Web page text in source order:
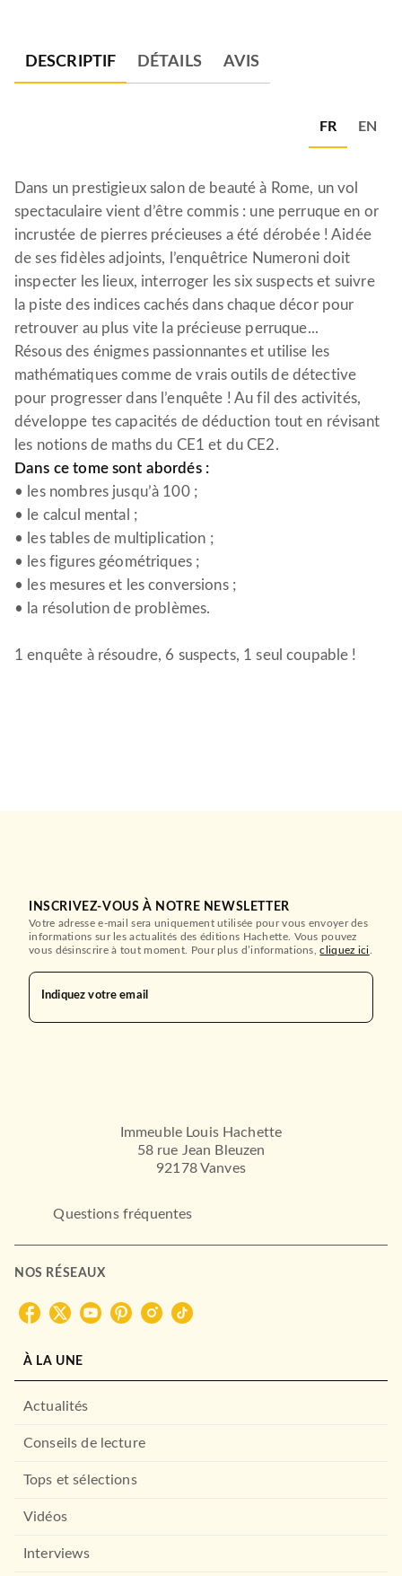
DESCRIPTIF DÉTAILS AVIS
FR EN
Dans un prestigieux salon de beauté à Rome, un vol
spectaculaire vient d’être commis : une perruque en or
incrustée de pierres précieuses a été dérobée ! Aidée
de ses fidèles adjoints, l’enquêtrice Numeroni doit
inspecter les lieux, interroger les six suspects et suivre
la piste des indices cachés dans chaque décor pour
retrouver au plus vite la précieuse perruque...
Résous des énigmes passionnantes et utilise les
mathématiques comme de vrais outils de détective
pour progresser dans l’enquête ! Au fil des activités,
développe tes capacités de déduction tout en révisant
les notions de maths du CE1 et du CE2.
Dans ce tome sont abordés :
• les nombres jusqu’à 100 ;
• le calcul mental ;
• les tables de multiplication ;
• les figures géométriques ;
• les mesures et les conversions ;
• la résolution de problèmes.
1 enquête à résoudre, 6 suspects, 1 seul coupable !
INSCRIVEZ-VOUS À NOTRE NEWSLETTER
Votre adresse e-mail sera uniquement utilisée pour vous envoyer des
informations sur les actualités des éditions Hachette. Vous pouvez
vous désinscrire à tout moment. Pour plus d’informations,cliquez ici
Indiquez votre email
Immeuble Louis Hachette
58 rue Jean Bleuzen
92178 Vanves
Questions fréquentes
NOS RÉSEAUX
À LA UNE
Actualités
Conseils de lecture
Tops et sélections
Vidéos
Interviews